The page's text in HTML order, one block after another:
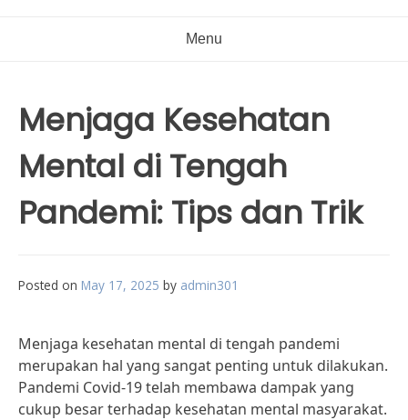
Menu
Menjaga Kesehatan
Mental di Tengah
Pandemi: Tips dan Trik
Posted on May 17, 2025 by admin301
Menjaga kesehatan mental di tengah pandemi
merupakan hal yang sangat penting untuk dilakukan.
Pandemi Covid-19 telah membawa dampak yang
cukup besar terhadap kesehatan mental masyarakat.